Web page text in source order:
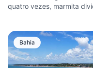
quatro vezes, marmita
Bahia